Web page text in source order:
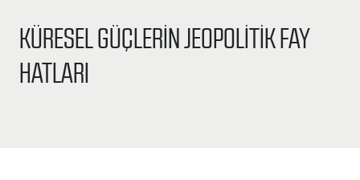
KÜRESEL GÜÇLERIN JEOPOLITIK FAY
HATLARI